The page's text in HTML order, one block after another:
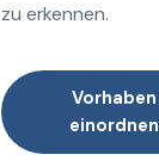
zu erkennen.
Vorhaben
einordnen